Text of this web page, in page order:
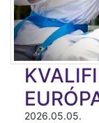
2026.05.05.